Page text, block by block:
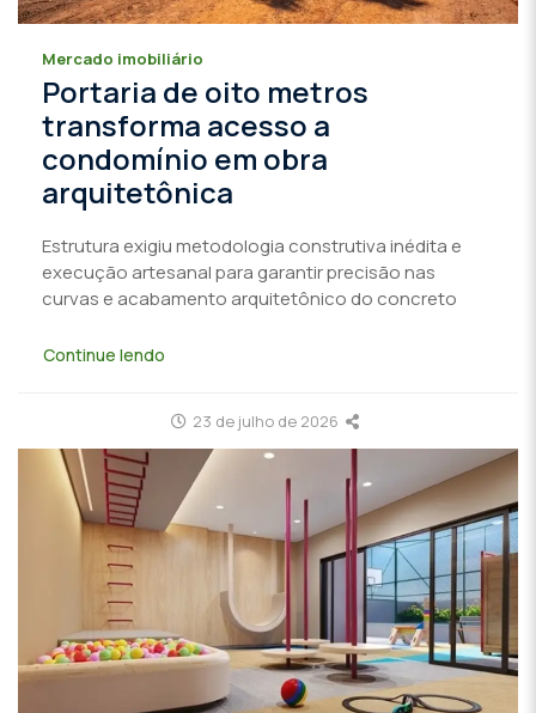
Mercado imobiliário
Portaria de oito metros
transforma acesso a
condomínio em obra
arquitetônica
Estrutura exigiu metodologia construtiva inédita e
execução artesanal para garantir precisão nas
curvas e acabamento arquitetônico do concreto
Continue lendo
23 de julho de 2026